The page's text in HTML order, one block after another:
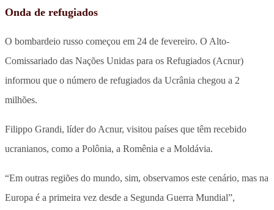
Onda de refugiados
O bombardeio russo começou em 24 de fevereiro. O Alto-
Comissariado das Nações Unidas para os Refugiados (Acnur)
informou que o número de refugiados da Ucrânia chegou a 2
milhões.
Filippo Grandi, líder do Acnur, visitou países que têm recebido
ucranianos, como a Polônia, a Romênia e a Moldávia.
“Em outras regiões do mundo, sim, observamos este cenário, mas na
Europa é a primeira vez desde a Segunda Guerra Mundial”,